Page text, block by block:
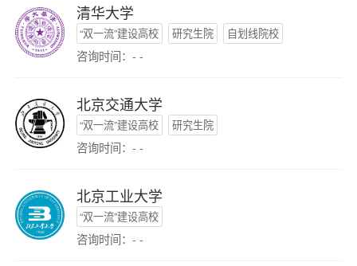
清华大学
“双一流”建设高校 研究生院 自划线院校
咨询时间：- -
北京交通大学
“双一流”建设高校 研究生院
咨询时间：- -
北京工业大学
“双一流”建设高校
咨询时间：- -